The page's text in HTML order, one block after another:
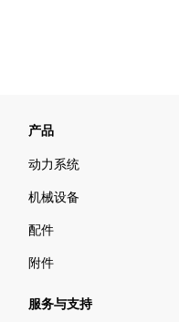
产品
动力系统
机械设备
配件
附件
服务与支持